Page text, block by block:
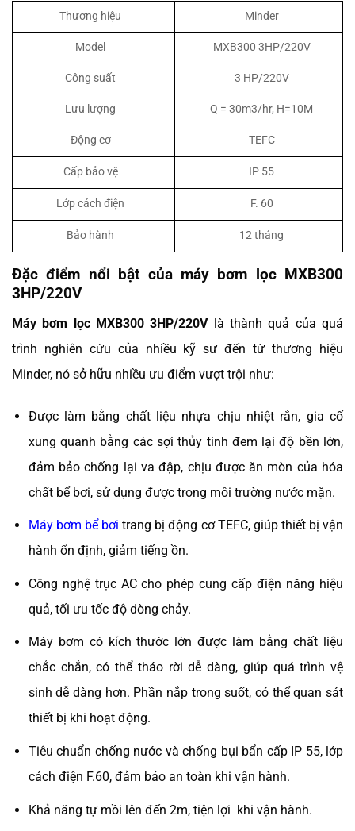
Thương hiệu Minder
Model MXB300 3HP/220V
Công suất 3 HP/220V
Lưu lượng Q = 30m3/hr, H=10M
Động cơ TEFC
Cấp bảo vệ IP 55
Lớp cách điện F. 60
Bảo hành 12 tháng
Đặc điểm nổi bật của máy bơm lọc MXB300
3HP/220V
Máy bơm lọc MXB300 3HP/220Vlà thành quả của quá
trình nghiên cứu của nhiều kỹ sư đến từ thương hiệu
Minder, nó sở hữu nhiều ưu điểm vượt trội như:
Được làm bằng chất liệu nhựa chịu nhiệt rắn, gia cố
xung quanh bằng các sợi thủy tinh đem lại độ bền lớn,
đảm bảo chống lại va đập, chịu được ăn mòn của hóa
chất bể bơi, sử dụng được trong môi trường nước mặn.
Máy bơm bể bơi trang bị động cơ TEFC, giúp thiết bị vận
hành ổn định, giảm tiếng ồn.
Công nghệ trục AC cho phép cung cấp điện năng hiệu
quả, tối ưu tốc độ dòng chảy.
Máy bơm có kích thước lớn được làm bằng chất liệu
chắc chắn, có thể tháo rời dễ dàng, giúp quá trình vệ
sinh dễ dàng hơn. Phần nắp trong suốt, có thể quan sát
thiết bị khi hoạt động.
Tiêu chuẩn chống nước và chống bụi bẩn cấp IP 55, lớp
cách điện F.60, đảm bảo an toàn khi vận hành.
Khả năng tự mồi lên đến 2m, tiện lợi khi vận hành.